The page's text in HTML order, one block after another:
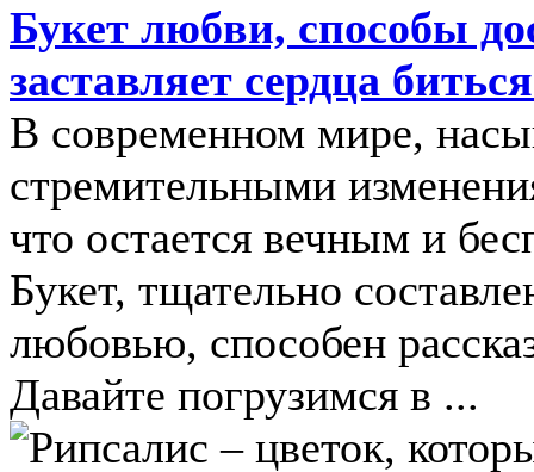
Букет любви, способы
заставляет сердца
В современном мире,
стремительными
что остается вечным и
Букет, тщательно
любовью, способен
Давайте погрузимся в ...